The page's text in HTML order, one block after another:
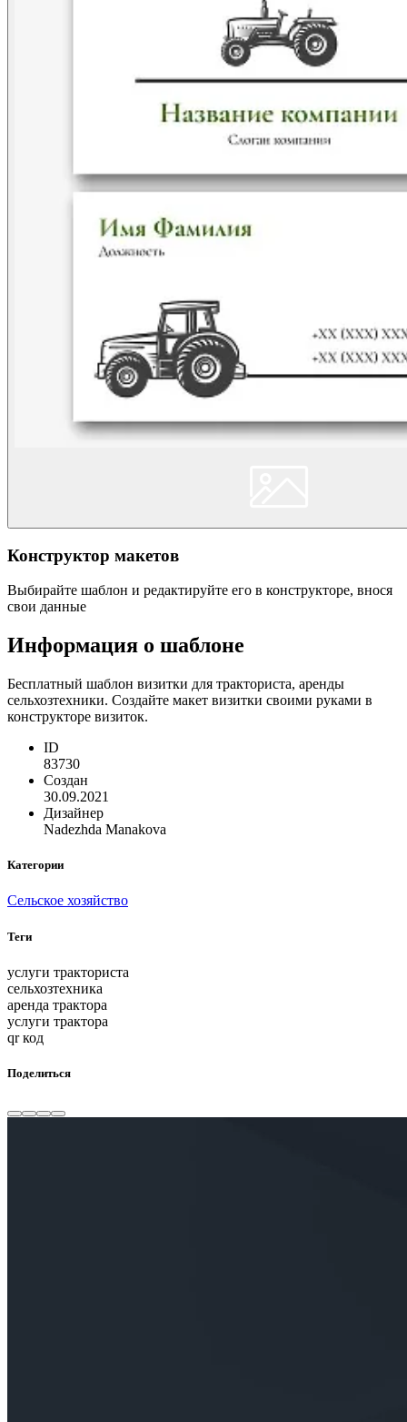
Конструктор макетов
Выбирайте шаблон и редактируйте его в конструкторе, внося
свои данные
Информация о шаблоне
Бесплатный шаблон визитки для тракториста, аренды
сельхозтехники. Создайте макет визитки своими руками в
конструкторе визиток.
ID
83730
Создан
30.09.2021
Дизайнер
Nadezhda Manakova
Категории
Сельское хозяйство
Теги
услуги тракториста
сельхозтехника
аренда трактора
услуги трактора
qr код
Поделиться